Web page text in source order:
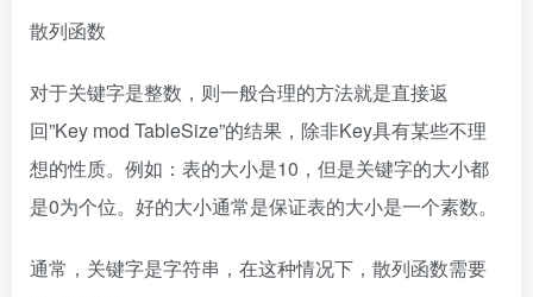
散列函数
对于关键字是整数，则一般合理的方法就是直接返
回”Key mod TableSize”的结果，除非Key具有某些不理
想的性质。例如：表的大小是10，但是关键字的大小都
是0为个位。好的大小通常是保证表的大小是一个素数。
通常，关键字是字符串，在这种情况下，散列函数需要